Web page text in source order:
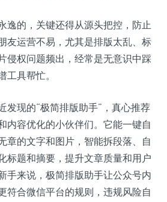
逸的，关键还得从源头把控，防止
友运营不易，尤其是排版太乱、标
侵权问题频出，经常是无意识中踩
工具帮忙。
发现的“极简排版助手”，真心推荐
内容优化的小伙伴们。它能一键自
章的文字和图片，智能拆段落、自
标题和摘要，提升文章质量和用户
手来说，极简排版助手让公众号内
符合微信平台的规则，违规风险自